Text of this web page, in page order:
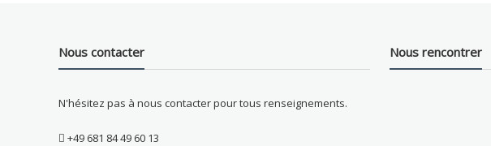
Nous contacter
N'hésitez pas à nous contacter pour tous renseignements.
+49 681 84 49 60 13
Nous rencontrer